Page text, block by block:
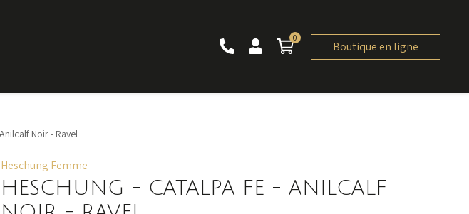
0
0 article Boutique en ligne
Noir - Ravel
Heschung Femme
HESCHUNG - CATALPA FE - ANILCALF